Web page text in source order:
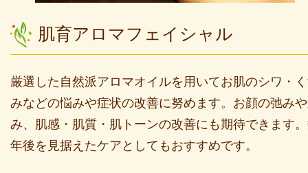
肌育アロマフェイシャル
厳選した自然派アロマオイルを用いてお肌のシワ・
みなどの悩みや症状の改善に努めます。お顔の弛み
み、肌感・肌質・肌トーンの改善にも期待できます
年後を見据えたケアとしてもおすすめです。